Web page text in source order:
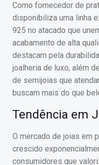
Como fornecedor de
disponibiliza uma linha
925 no atacado que
acabamento de alta
destacam pela
joalheria de luxo, além
de semijoias que
buscam mais do que
Tendência em
O mercado de joias em
crescido
consumidores que